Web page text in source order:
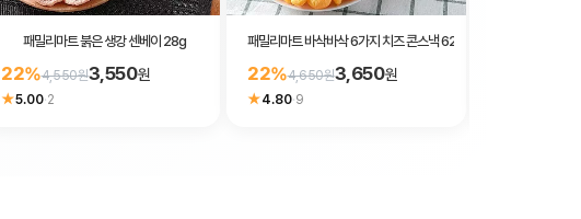
패밀리마트 붉은 생강 센베이 28g
22%4,550원3,550원
★5.00·2
패밀리마트 바삭바삭 6가지 치즈 콘스낵 62g
22%4,650원3,650원
★4.80·9